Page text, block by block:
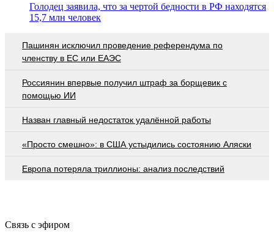
Голодец заявила, что за чертой бедности в РФ находятся
15,7 млн человек
Пашинян исключил проведение референдума по
членству в ЕС или ЕАЭС
Россиянин впервые получил штраф за борщевик с
помощью ИИ
Назван главный недостаток удалённой работы
«Просто смешно»: в США устыдились состоянию Аляски
Европа потеряла триллионы: анализ последствий
Связь с эфиром